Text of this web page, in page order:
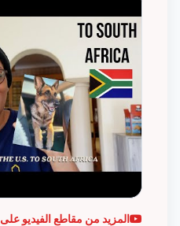
المزيد من مقاطع الفيديو على YouTube